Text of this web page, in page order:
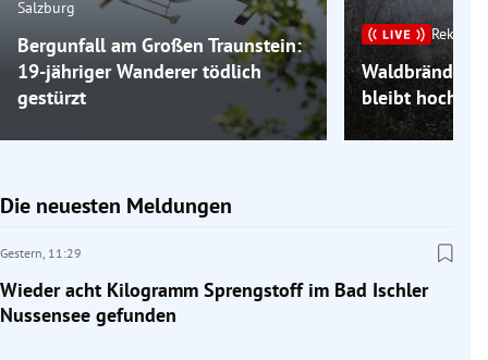
Salzburg
Bergunfall am Großen Traunstein:
19-jähriger Wanderer tödlich
gestürzt
Waldbrände
bleibt
Die neuesten Meldungen
Gestern, 11:29
Wieder acht Kilogramm Sprengstoff im Bad Ischler
Nussensee gefunden